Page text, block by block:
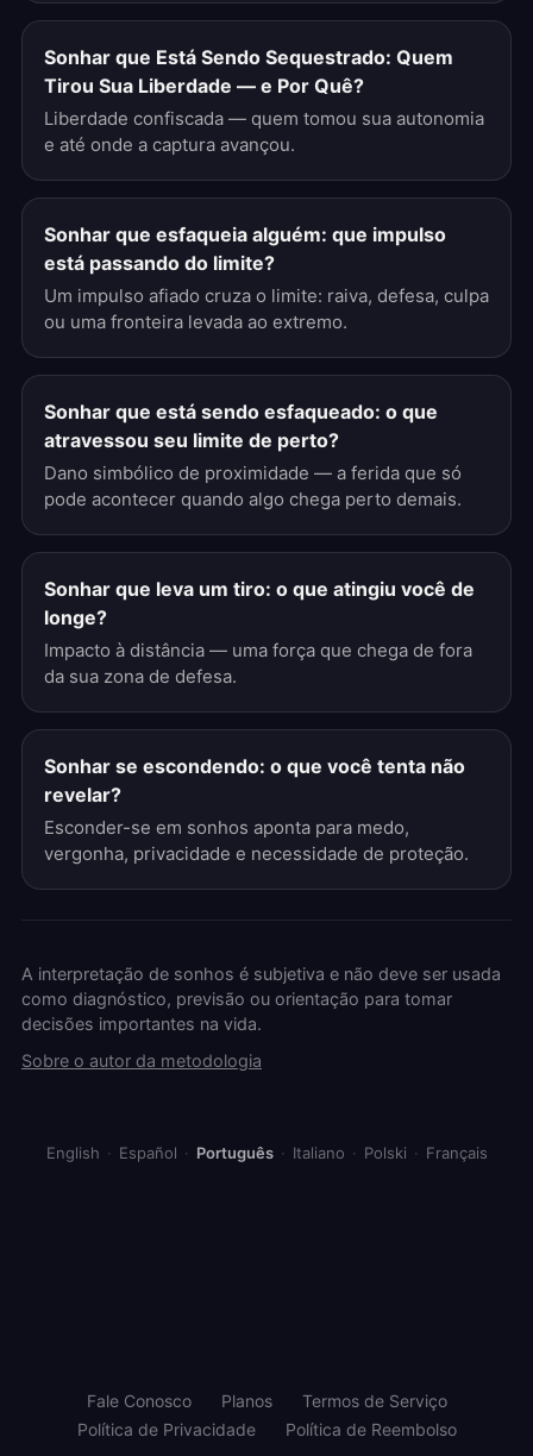
Sonhar que Está Sendo Sequestrado: Quem
Tirou Sua Liberdade — e Por Quê?
Liberdade confiscada — quem tomou sua autonomia
e até onde a captura avançou.
Sonhar que esfaqueia alguém: que impulso
está passando do limite?
Um impulso afiado cruza o limite: raiva, defesa, culpa
ou uma fronteira levada ao extremo.
Sonhar que está sendo esfaqueado: o que
atravessou seu limite de perto?
Dano simbólico de proximidade — a ferida que só
pode acontecer quando algo chega perto demais.
Sonhar que leva um tiro: o que atingiu você de
longe?
Impacto à distância — uma força que chega de fora
da sua zona de defesa.
Sonhar se escondendo: o que você tenta não
revelar?
Esconder-se em sonhos aponta para medo,
vergonha, privacidade e necessidade de proteção.
A interpretação de sonhos é subjetiva e não deve ser usada
como diagnóstico, previsão ou orientação para tomar
decisões importantes na vida.
Sobre o autor da metodologia
English · Español · Português · Italiano · Polski · Français
Fale Conosco Planos
Termos de Serviço
Política de Privacidade
Política de Reembolso